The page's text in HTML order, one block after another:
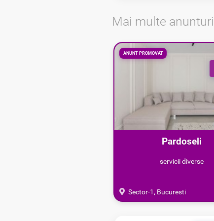
Mai multe
ANUNT PROMOVAT
Pardoseli
servicii diverse
Sector-1, Bucuresti